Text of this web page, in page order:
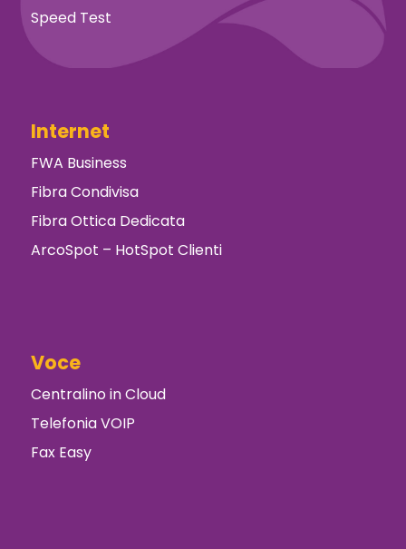
Speed Test
Internet
FWA Business
Fibra Condivisa
Fibra Ottica Dedicata
ArcoSpot – HotSpot Clienti
Voce
Centralino in Cloud
Telefonia VOIP
Fax Easy